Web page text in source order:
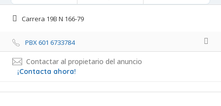
Carrera 19B N 166-79
PBX 601 6733784
Contactar al propietario del anuncio
¡Contacta ahora!